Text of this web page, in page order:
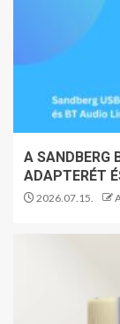
A SANDBERG
ADAPTERÉT
2026.07.15.